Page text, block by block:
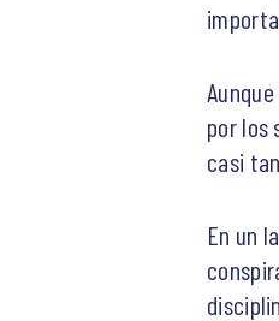
por los
casi
En un